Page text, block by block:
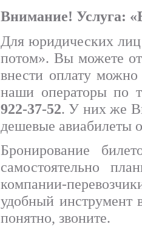
Внимание! Услуга:
Для юридических лиц
потом». Вы можете
внести оплату
наши операторы по
922-37-52. У них же
дешевые авиабилеты
Бронирование
самостоятельно
компании-
удобный инструмент
понятно, звоните.